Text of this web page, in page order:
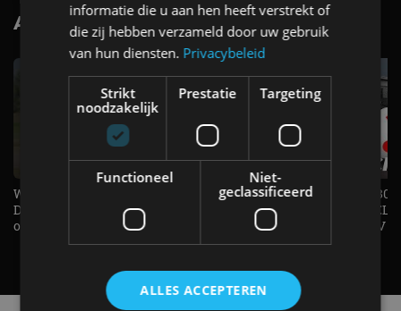
AutoRAI.nl TV SUBSCRIBE
Welke elektrische auto past bij jou?
De EV Experience geeft antwoord
op je vraag! - AutoRAI TV
1.500 KG Trekgewicht & 380
elektrische pk's, maar
AUTO is het? - AutoRAI TV
informatie die u aan hen heeft verstrekt of
die zij hebben verzameld door uw gebruik
van hun diensten. Privacybeleid
Strikt
noodzakelijk
Prestatie Targeting
Functioneel
Niet-
geclassificeerd
ALLES ACCEPTEREN